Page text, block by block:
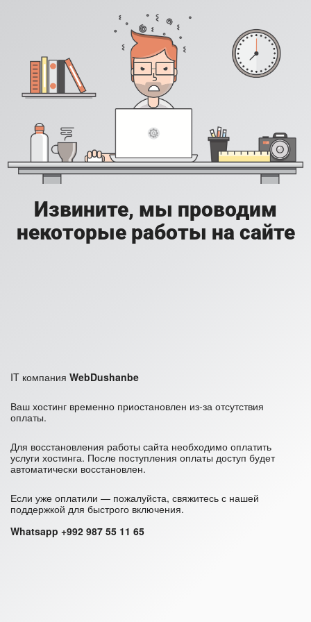
Извините, мы проводим
некоторые работы на сайте
IT компания WebDushanbe
Ваш хостинг временно приостановлен из-за отсутствия
оплаты.
Для восстановления работы сайта необходимо оплатить
услуги хостинга. После поступления оплаты доступ будет
автоматически восстановлен.
Если уже оплатили — пожалуйста, свяжитесь с нашей
поддержкой для быстрого включения.
Whatsapp +992 987 55 11 65